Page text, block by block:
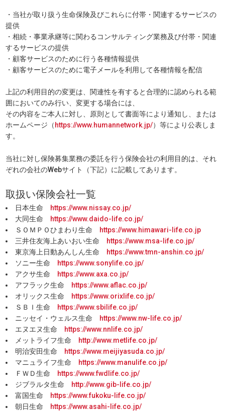
・当社が取り扱う生命保険及びこれらに付帯・関連するサービスの
提供
・相続・事業承継等に関わるコンサルティング業務及び付帯・関連
するサービスの提供
・顧客サービスのために行う各種情報提供
・顧客サービスのために電子メールを利用して各種情報を配信
上記の利用目的の変更は、関連性を有すると合理的に認められる範
囲においてのみ行い、変更する場合には、
その内容をご本人に対し、原則として書面等により通知し、または
ホームページ（ https://www.humannetwork.jp/）等により公表しま
す。
当社に対し保険募集業務の委託を行う保険会社の利用目的は、それ
ぞれの会社のWebサイト（下記）に記載してあります。
取扱い保険会社一覧
日本生命
https://www.nissay.co.jp/
大同生命
https://www.daido-life.co.jp/
ＳＯＭＰＯひまわり生命
https://www.himawari-life.co.jp
三井住友海上あいおい生命
https://www.msa-life.co.jp/
東京海上日動あんしん生命
https://www.tmn-anshin.co.jp/
ソニー生命
https://www.sonylife.co.jp/
アクサ生命
https://www.axa.co.jp/
アフラック生命
https://www.aflac.co.jp/
オリックス生命
https://www.orixlife.co.jp/
ＳＢＩ生命
https://www.sbilife.co.jp/
ニッセイ・ウェルス生命
https://www.nw-life.co.jp/
エヌエヌ生命
https://www.nnlife.co.jp/
メットライフ生命
http://www.metlife.co.jp/
明治安田生命
https://www.meijiyasuda.co.jp/
マニュライフ生命
https://www.manulife.co.jp/
ＦＷＤ生命
https://www.fwdlife.co.jp/
ジブラルタ生命
http://www.gib-life.co.jp/
富国生命
https://www.fukoku-life.co.jp/
朝日生命
https://www.asahi-life.co.jp/